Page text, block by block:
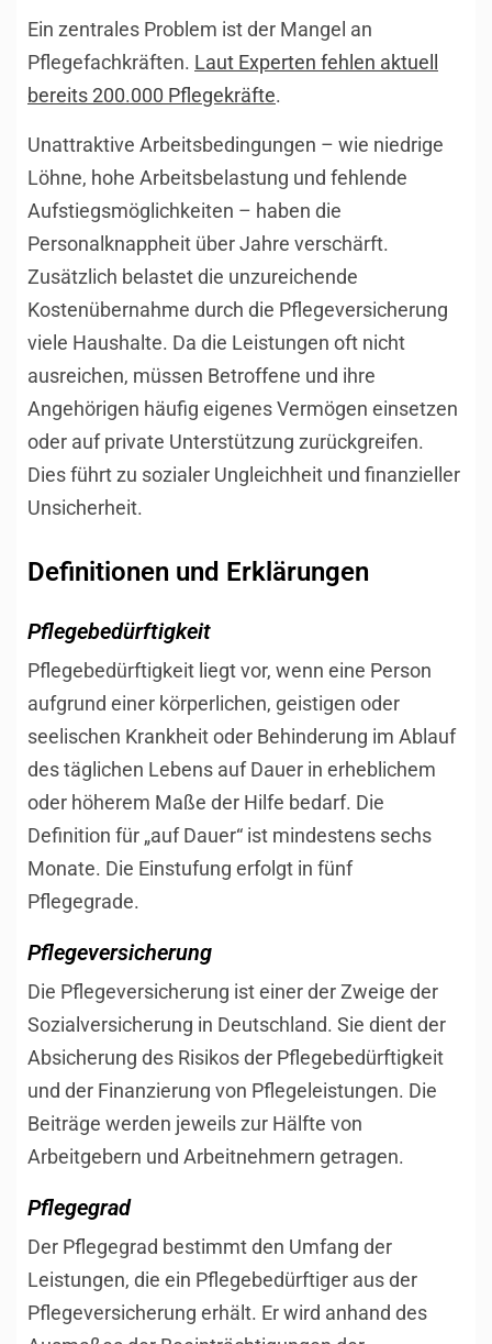
Ein zentrales Problem ist der Mangel an
Pflegefachkräften. Laut Experten fehlen aktuell
bereits 200.000 Pflegekräfte.
Unattraktive Arbeitsbedingungen – wie niedrige
Löhne, hohe Arbeitsbelastung und fehlende
Aufstiegsmöglichkeiten – haben die
Personalknappheit über Jahre verschärft.
Zusätzlich belastet die unzureichende
Kostenübernahme durch die Pflegeversicherung
viele Haushalte. Da die Leistungen oft nicht
ausreichen, müssen Betroffene und ihre
Angehörigen häufig eigenes Vermögen einsetzen
oder auf private Unterstützung zurückgreifen.
Dies führt zu sozialer Ungleichheit und finanzieller
Unsicherheit.
Definitionen und Erklärungen
Pflegebedürftigkeit
Pflegebedürftigkeit liegt vor, wenn eine Person
aufgrund einer körperlichen, geistigen oder
seelischen Krankheit oder Behinderung im Ablauf
des täglichen Lebens auf Dauer in erheblichem
oder höherem Maße der Hilfe bedarf. Die
Definition für „auf Dauer“ ist mindestens sechs
Monate. Die Einstufung erfolgt in fünf
Pflegegrade.
Pflegeversicherung
Die Pflegeversicherung ist einer der Zweige der
Sozialversicherung in Deutschland. Sie dient der
Absicherung des Risikos der Pflegebedürftigkeit
und der Finanzierung von Pflegeleistungen. Die
Beiträge werden jeweils zur Hälfte von
Arbeitgebern und Arbeitnehmern getragen.
Pflegegrad
Der Pflegegrad bestimmt den Umfang der
Leistungen, die ein Pflegebedürftiger aus der
Pflegeversicherung erhält. Er wird anhand des